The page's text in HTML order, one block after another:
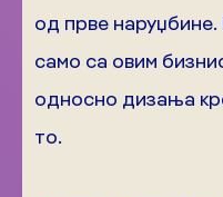
од прве
само са овим
односно дизања
то.